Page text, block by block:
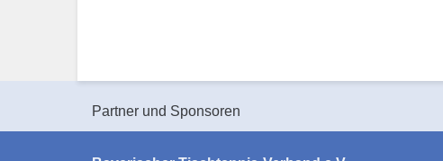
Partner und Sponsoren